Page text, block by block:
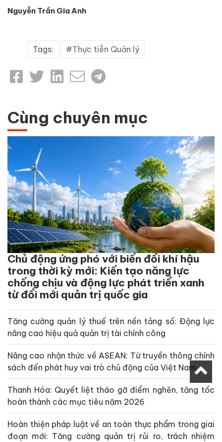
Nguyễn Trần Gia Anh
Tags: Thực tiễn Quản lý
Cùng chuyên mục
Chủ động ứng phó với biến đổi khí hậu
trong thời kỳ mới: Kiến tạo năng lực
chống chịu và động lực phát triển xanh
từ đổi mới quản trị quốc gia
Tăng cường quản lý thuế trên nền tảng số: Động lực
nâng cao hiệu quả quản trị tài chính công
Nâng cao nhận thức về ASEAN: Từ truyền thông chính
sách đến phát huy vai trò chủ động của Việt Nam
Thanh Hóa: Quyết liệt tháo gỡ điểm nghẽn, tăng tốc
hoàn thành các mục tiêu năm 2026
Hoàn thiện pháp luật về an toàn thực phẩm trong giai
đoạn mới: Tăng cường quản trị rủi ro, trách nhiệm